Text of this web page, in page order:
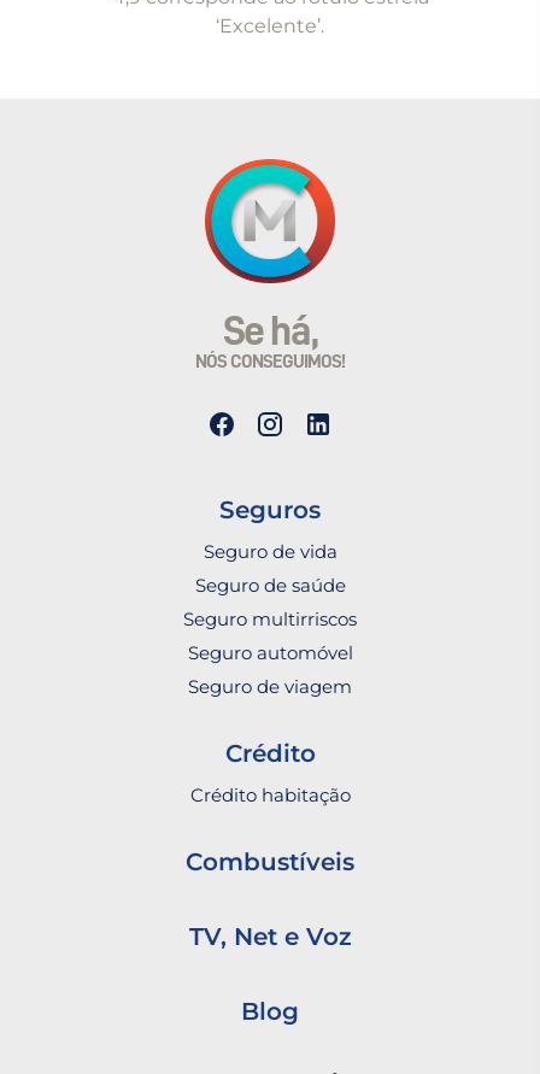
‘Excelente’.
Se há,
NÓS CONSEGUIMOS!
Seguros
Seguro de vida
Seguro de saúde
Seguro multirriscos
Seguro automóvel
Seguro de viagem
Crédito
Crédito habitação
Combustíveis
TV, Net e Voz
Blog